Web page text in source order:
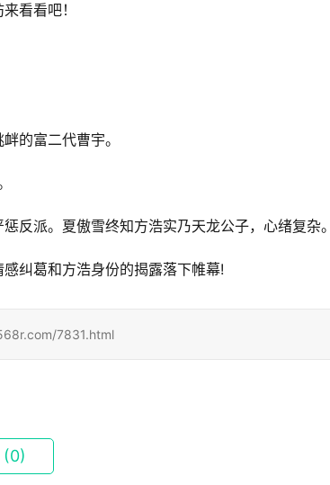
看看吧！
的富二代曹宇。
反派。夏傲雪终知方浩实乃天龙公子，心绪复杂。
纠葛和方浩身份的揭露落下帷幕!
7831.html
(0)